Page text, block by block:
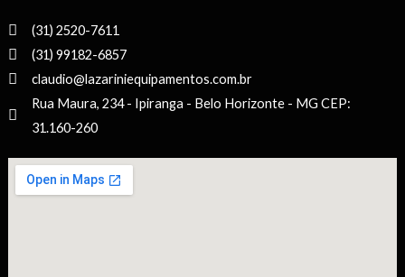
(31) 2520-7611
(31) 99182-6857
claudio@lazariniequipamentos.com.br
Rua Maura, 234 - Ipiranga - Belo Horizonte - MG CEP:
31.160-260